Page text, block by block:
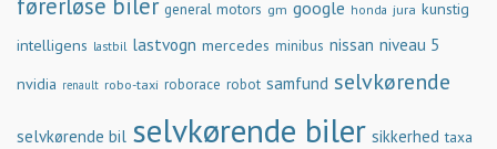
førerløse biler general motors gm google honda jura kunstig
intelligens lastbil lastvogn mercedes minibus nissan niveau 5
nvidia renault robo-taxi roborace robot samfund selvkørende
selvkørende bil selvkørende biler sikkerhed taxa